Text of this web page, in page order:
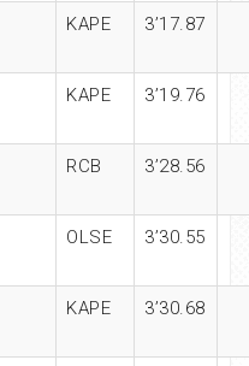
KAPE 3’17.87
KAPE 3’19.76
RCB 3’28.56
OLSE 3’30.55
KAPE 3’30.68